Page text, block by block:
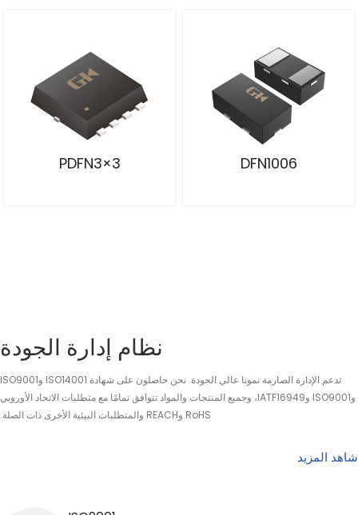
DFN1006
PDFN3×3
نظام إدارة الجودة
تدعم الإدارة الصارمة نمونا عالي الجودة. نحن حاصلون على شهادة ISO14001 وISO9001
وISO9001 وIATF16949، وجميع المنتجات والمواد تتوافق تمامًا مع متطلبات الاتحاد الأوروبي
RoHS وREACH والمتطلبات البيئية الأخرى ذات الصلة.
شاهد المزيد